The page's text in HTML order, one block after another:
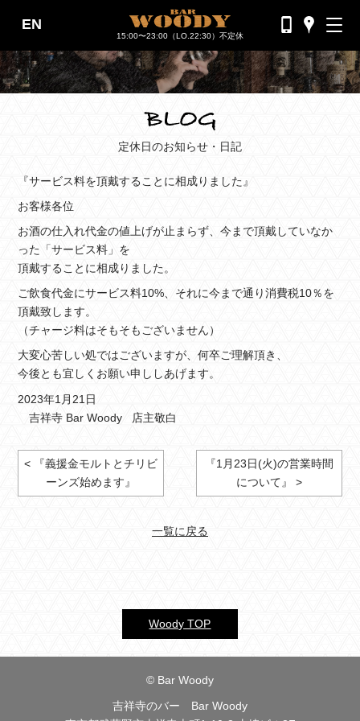
バーウッディTOP
バー ウッディについて
メニュー＆料金
おすすめカクテル
ブログ
過去のブログ
EN
15:00〜23:00（LO.22:30）不定休
定休日のお知らせ・日記
『サービス料を頂戴することに相成りました』
お客様各位
お酒の仕入れ代金の値上げが止まらず、今まで頂戴していなか
った「サービス料」を
頂戴することに相成りました。
ご飲食代金にサービス料10%、それに今まで通り消費税10％を
頂戴致します。
（チャージ料はそもそもございません）
大変心苦しい処ではございますが、何卒ご理解頂き、
今後とも宜しくお願い申ししあげます。
2023年1月21日
吉祥寺 Bar Woody 店主敬白
< 『義援金モルトとチリビ
ーンズ始めます』
『1月23日(火)の営業時間
について』 >
一覧に戻る
Woody TOP
© Bar Woody
吉祥寺のバー Bar Woody